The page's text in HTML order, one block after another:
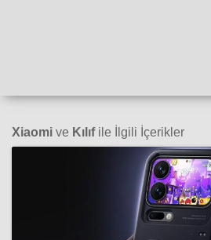
Xiaomi ve Kılıfile İlgili İçerikler